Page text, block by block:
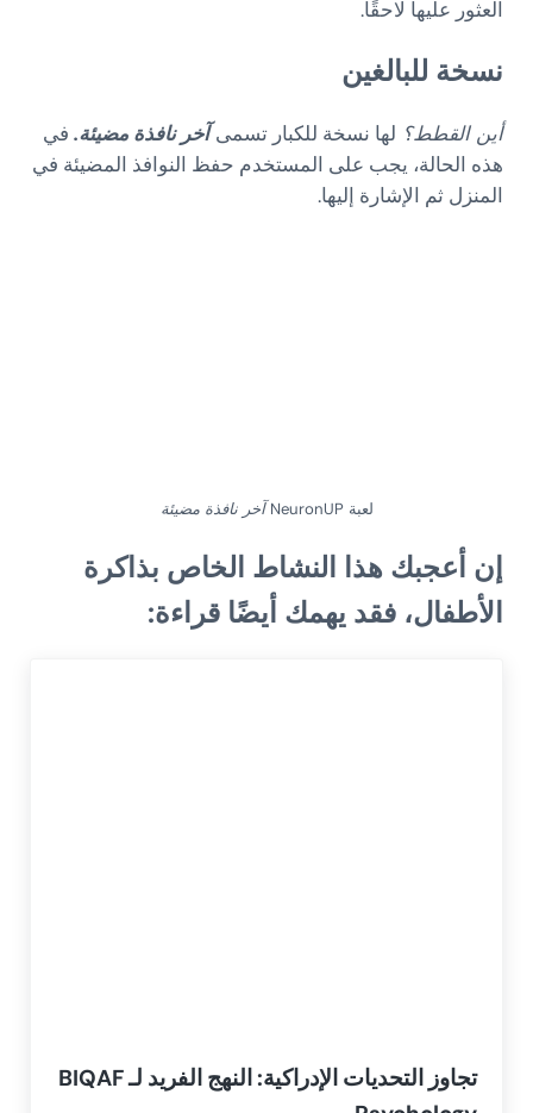
العثور عليها لاحقًا.
نسخة للبالغين
أين القطط؟ لها نسخة للكبار تسمى آخر نافذة مضيئة.في
هذه الحالة، يجب على المستخدم حفظ النوافذ المضيئة في
المنزل ثم الإشارة إليها.
لعبة NeuronUP آخر نافذة مضيئة
إن أعجبك هذا النشاط الخاص بذاكرة
الأطفال، فقد يهمك أيضًا قراءة:
تجاوز التحديات الإدراكية: النهج الفريد لـ BIQAF